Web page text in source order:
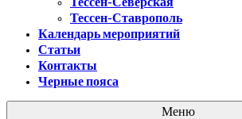
Тессен-Ставрополь
Календарь мероприятий
Статьи
Контакты
Черные пояса
Меню